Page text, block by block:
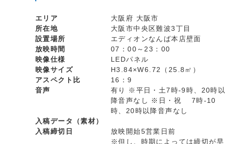
エリア
大阪府 大阪市
所在地
大阪市中央区難波3丁目
設置場所
エディオンなんば本店壁面
放映時間
07：00～23：00
映像仕様
LEDパネル
映像サイズ
H3.84×W6.72（25.8㎡）
アスペクト比
16：9
音声
有り ※平日・土7時-9時、20時以
降音声なし ※日・祝 7時-10
時、20時以降音声なし
入稿データ（素材）
入稿締切日
放映開始5営業日前
※但し、時期によっては締切が早